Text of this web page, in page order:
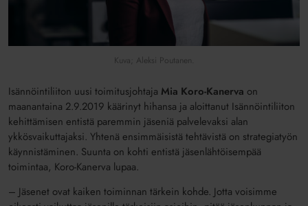
Kuva; Aleksi Poutanen.
Isännöintiliiton uusi toimitusjohtaja Mia Koro-Kanerva on
maanantaina 2.9.2019 käärinyt hihansa ja aloittanut Isännöintiliiton
kehittämisen entistä paremmin jäseniä palvelevaksi alan
ykkösvaikuttajaksi. Yhtenä ensimmäisistä tehtävistä on strategiatyön
käynnistäminen. Suunta on kohti entistä jäsenlähtöisempää
toimintaa, Koro-Kanerva lupaa.
– Jäsenet ovat kaiken toiminnan tärkein kohde. Jotta voisimme